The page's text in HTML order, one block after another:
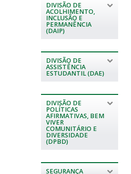
DIVISÃO DE
ACOLHIMENTO,
INCLUSÃO E
PERMANÊNCIA
(DAIP)
DIVISÃO DE
ASSISTÊNCIA
ESTUDANTIL (DAE)
DIVISÃO DE
POLÍTICAS
AFIRMATIVAS, BEM
VIVER
COMUNITÁRIO E
DIVERSIDADE
(DPBD)
SEGURANÇA